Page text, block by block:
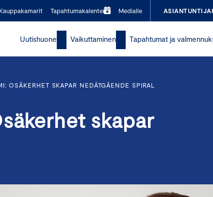
Kauppakamarit Tapahtumakalenteri Medialle
Uutishuone Vaikuttaminen Tapahtumat ja
OSÄKERHET SKAPAR NEDÅTGÅENDE SPIRAL
skapar